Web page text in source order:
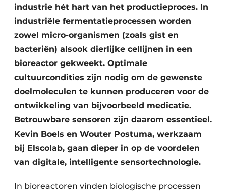
industrie hét hart van het productieproces. In
industriële fermentatieprocessen worden
zowel micro-organismen (zoals gist en
bacteriën) alsook dierlijke cellijnen in een
bioreactor gekweekt. Optimale
cultuurcondities zijn nodig om de gewenste
doelmoleculen te kunnen produceren voor de
ontwikkeling van bijvoorbeeld medicatie.
Betrouwbare sensoren zijn daarom essentieel.
Kevin Boels en Wouter Postuma, werkzaam
bij Elscolab, gaan dieper in op de voordelen
van digitale, intelligente sensortechnologie.
In bioreactoren vinden biologische processen